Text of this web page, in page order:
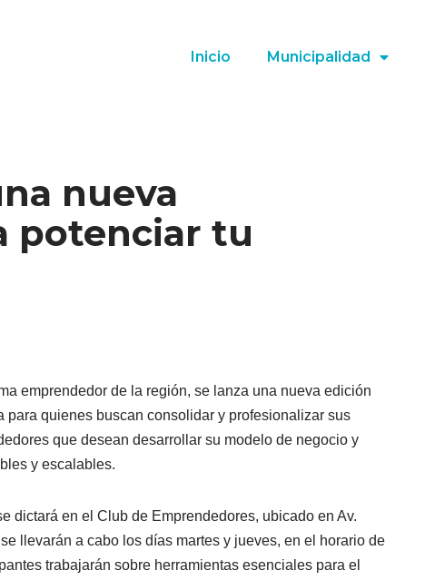
Inicio Municipalidad
nueva
potenciar tu
emprendedor de la región, se lanza una nueva edición
quienes buscan consolidar y profesionalizar sus
que desean desarrollar su modelo de negocio y
y escalables.
dictará en el Club de Emprendedores, ubicado en Av.
llevarán a cabo los días martes y jueves, en el horario de
trabajarán sobre herramientas esenciales para el